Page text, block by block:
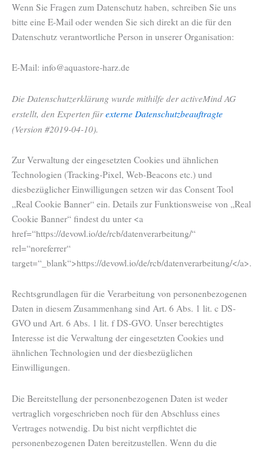
Wenn Sie Fragen zum Datenschutz haben, schreiben Sie uns
bitte eine E-Mail oder wenden Sie sich direkt an die für den
Datenschutz verantwortliche Person in unserer Organisation:
E-Mail: info@aquastore-harz.de
Die Datenschutzerklärung wurde mithilfe der activeMind AG
erstellt, den Experten fürexterne Datenschutzbeauftragte
(Version #2019-04-10).
Zur Verwaltung der eingesetzten Cookies und ähnlichen
Technologien (Tracking-Pixel, Web-Beacons etc.) und
diesbezüglicher Einwilligungen setzen wir das Consent Tool
„Real Cookie Banner“ ein. Details zur Funktionsweise von „Real
Cookie Banner“ findest du unter <a
href=“https://devowl.io/de/rcb/datenverarbeitung/“
rel=“noreferrer“
target=“_blank“>https://devowl.io/de/rcb/datenverarbeitung/</a>.
Rechtsgrundlagen für die Verarbeitung von personenbezogenen
Daten in diesem Zusammenhang sind Art. 6 Abs. 1 lit. c DS-
GVO und Art. 6 Abs. 1 lit. f DS-GVO. Unser berechtigtes
Interesse ist die Verwaltung der eingesetzten Cookies und
ähnlichen Technologien und der diesbezüglichen
Einwilligungen.
Die Bereitstellung der personenbezogenen Daten ist weder
vertraglich vorgeschrieben noch für den Abschluss eines
Vertrages notwendig. Du bist nicht verpflichtet die
personenbezogenen Daten bereitzustellen. Wenn du die